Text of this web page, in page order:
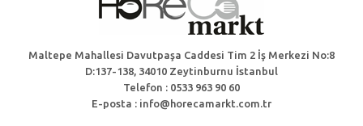
Maltepe Mahallesi Davutpaşa Caddesi Tim 2 İş Merkezi No:8
D:137-138, 34010 Zeytinburnu İstanbul
Telefon : 0533 963 90 60
E-posta : info@horecamarkt.com.tr